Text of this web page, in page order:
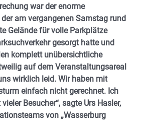
war der enorme
am vergangenen Samstag rund
Gelände für volle Parkplätze
gesorgt hatte und
komplett unübersichtliche
auf dem Veranstaltungsareal
wirklich leid. Wir haben mit
einfach nicht gerechnet. Ich
vieler Besucher“, sagte Urs Hasler,
von „Wasserburg